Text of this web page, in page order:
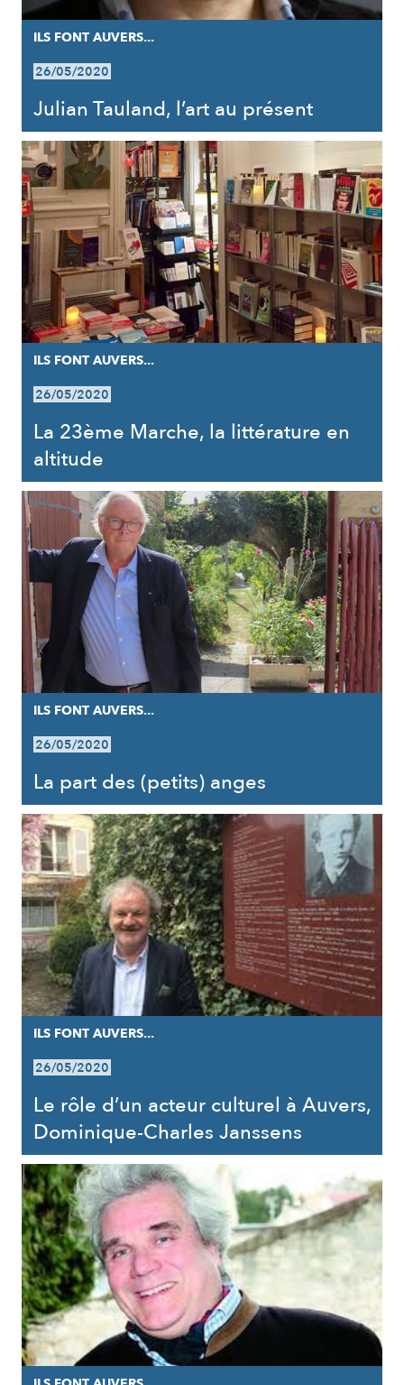
ILS FONT AUVERS...
26/05/2020
Julian Tauland, l’art au présent
ILS FONT AUVERS...
26/05/2020
La 23ème Marche, la littérature en
altitude
ILS FONT AUVERS...
26/05/2020
La part des (petits) anges
ILS FONT AUVERS...
26/05/2020
Le rôle d’un acteur culturel à Auvers,
Dominique-Charles Janssens